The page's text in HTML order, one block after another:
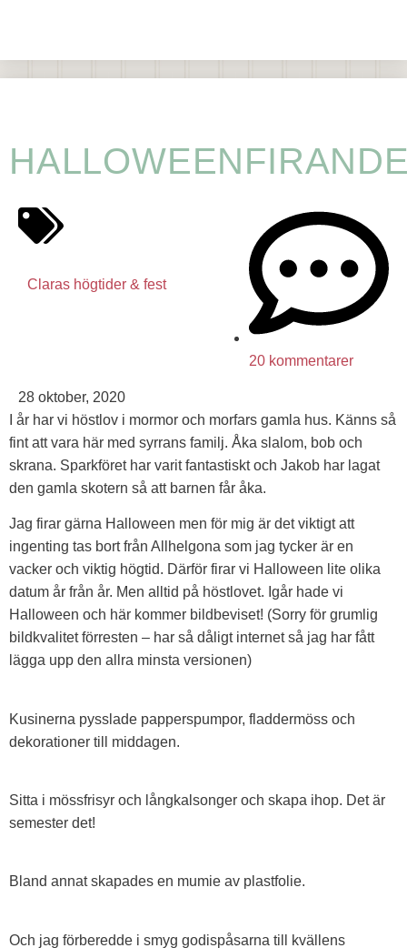
Claras högtider & fest
20 kommentarer
28 oktober, 2020
I år har vi höstlov i mormor och morfars gamla hus. Känns så
fint att vara här med syrrans familj. Åka slalom, bob och
skrana. Sparkföret har varit fantastiskt och Jakob har lagat
den gamla skotern så att barnen får åka.
Jag firar gärna Halloween men för mig är det viktigt att
ingenting tas bort från Allhelgona som jag tycker är en
vacker och viktig högtid. Därför firar vi Halloween lite olika
datum år från år. Men alltid på höstlovet. Igår hade vi
Halloween och här kommer bildbeviset! (Sorry för grumlig
bildkvalitet förresten – har så dåligt internet så jag har fått
lägga upp den allra minsta versionen)
Kusinerna pysslade papperspumpor, fladdermöss och
dekorationer till middagen.
Sitta i mössfrisyr och långkalsonger och skapa ihop. Det är
semester det!
Bland annat skapades en mumie av plastfolie.
Och jag förberedde i smyg godispåsarna till kvällens